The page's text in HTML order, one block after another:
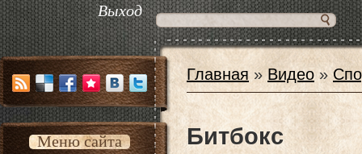
Выход
Меню сайта
Главная »Видео »
Битбокс